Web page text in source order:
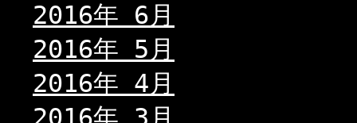
2016年 6月
2016年 5月
2016年 4月